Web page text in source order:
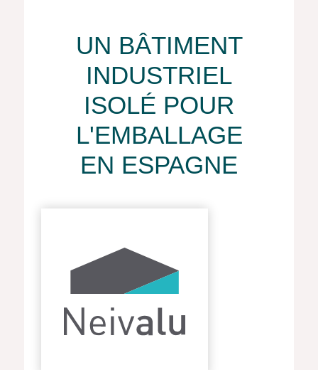
UN BÂTIMENT
INDUSTRIEL
ISOLÉ POUR
L'EMBALLAGE
EN ESPAGNE